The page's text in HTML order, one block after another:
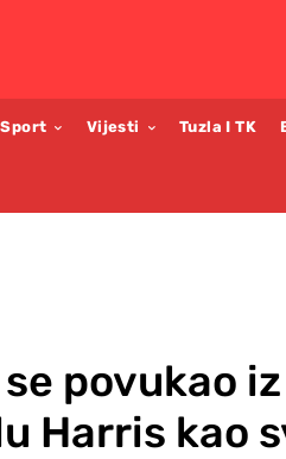
Sport Vijesti Tuzla I TK
povukao
Harris kao